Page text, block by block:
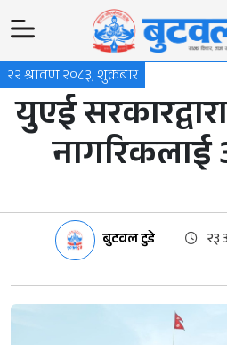
२२ श्रावण २०८३, शुक्रबार
युएई
बुटवल टुडे २३